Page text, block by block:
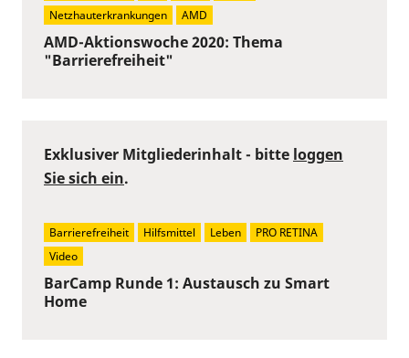
AMD-Aktionswoche 2020: Thema
"Barrierefreiheit"
Netzhauterkrankungen
AMD
BarCamp Runde 1: Austausch zu Smart
Home
Exklusiver Mitgliederinhalt - bitte loggen
Sie sich ein.
Barrierefreiheit Hilfsmittel Leben
PRO RETINA
Video